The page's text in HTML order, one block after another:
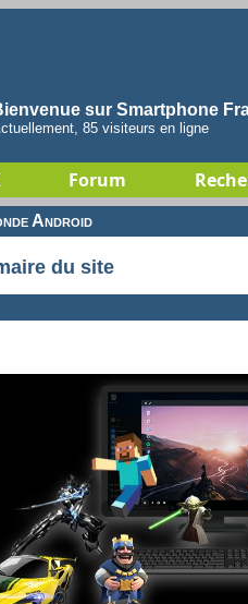
sur Smartphone
85 visiteurs en ligne
Forum
Android
du site